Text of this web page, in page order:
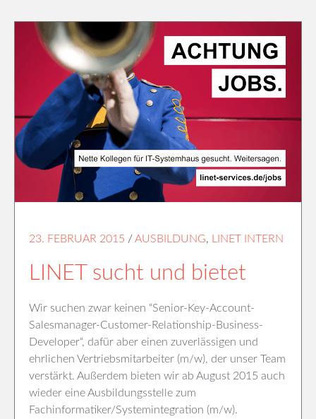
23. FEBRUAR 2015 /AUSBILDUNG, LINET INTERN
LINET sucht und bietet
Wir suchen zwar keinen “Senior-Key-Account-
Salesmanager-Customer-Relationship-Business-
Developer“, dafür aber einen zuverlässigen und
ehrlichen Vertriebsmitarbeiter (m/w), der unser Team
verstärkt. Außerdem bieten wir ab August 2015 auch
wieder eine Ausbildungsstelle zum
Fachinformatiker/Systemintegration (m/w).